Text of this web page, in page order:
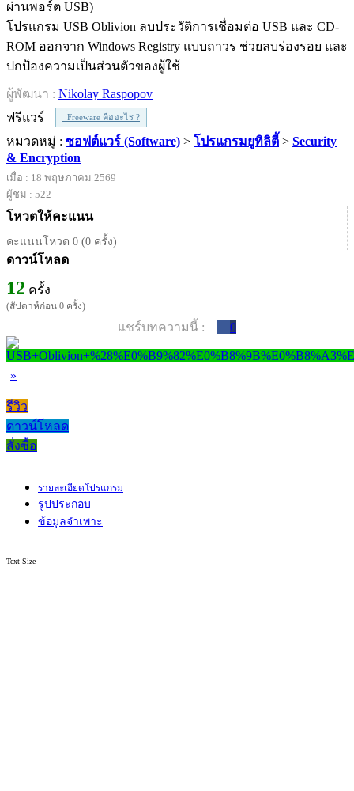
โปรแกรม USB Oblivion ลบประวัติการเชื่อมต่อ USB และ CD-
ROM ออกจาก Windows Registry แบบถาวร ช่วยลบร่องรอย และ
ปกป้องความเป็นส่วนตัวของผู้ใช้
ผู้พัฒนา : Nikolay Raspopov
ฟรีแวร์
Freeware คืออะไร ?
หมวดหมู่ : ซอฟต์แวร์ (Software) > โปรแกรมยูทิลิตี้ > Security
& Encryption
เมื่อ : 18 พฤษภาคม 2569
ผู้ชม : 522
โหวตให้คะแนน
คะแนนโหวต 0 (0 ครั้ง)
ดาวน์โหลด
12 ครั้ง
(สัปดาห์ก่อน 0 ครั้ง)
แชร์บทความนี้ : 0
»
รีวิว
ดาวน์โหลด
สั่งซื้อ
รายละเอียดโปรแกรม
รูปประกอบ
ข้อมูลจำเพาะ
Text Size